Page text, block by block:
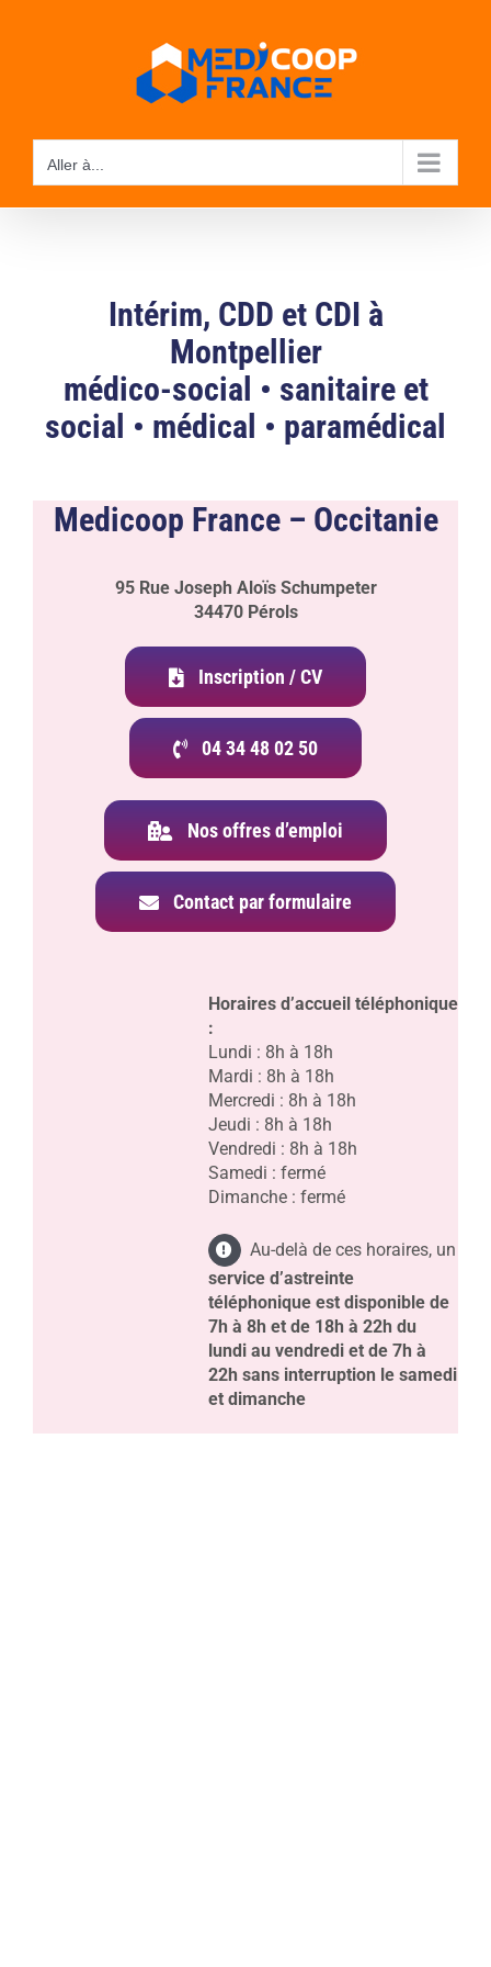
Aller à...
Intérim, CDD et CDI à
Montpellier
médico-social • sanitaire et
social • médical • paramédical
Medicoop France – Occitanie
95 Rue Joseph Aloïs Schumpeter
34470 Pérols
Inscription / CV
04 34 48 02 50
Nos offres d’emploi
Contact par formulaire
Horaires d’accueil téléphonique
:
Lundi : 8h à 18h
Mardi : 8h à 18h
Mercredi : 8h à 18h
Jeudi : 8h à 18h
Vendredi : 8h à 18h
Samedi : fermé
Dimanche : fermé
Au-delà de ces horaires, un
service d’astreinte
téléphonique est disponible de
7h à 8h et de 18h à 22h du
lundi au vendredi et de 7h à
22h sans interruption le samedi
et dimanche